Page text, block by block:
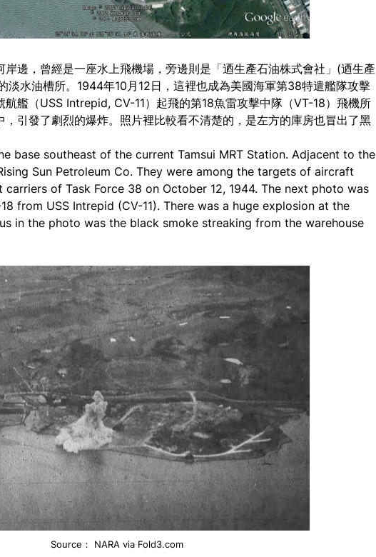
邊，曾經是一座水上飛機場，旁邊則是「迺生產石油株式會社」(迺生產
淡水油槽所。1944年10月12日，這裡也成為美國海軍第38特遣艦隊攻擊
航艦（USS Intrepid, CV-11）起飛的第18魚雷攻擊中隊（VT-18）飛機所
引發了劇烈的爆炸。照片裡比較看不清楚的，是左方的庫房也冒出了黑
base southeast of the current Tamsui MRT Station. Adjacent to the
Sun Petroleum Co. They were among the targets of aircraft
of Task Force 38 on October 12, 1944. The next photo was
from USS Intrepid (CV-11). There was a huge explosion at the
in the photo was the black smoke streaking from the warehouse
Source： NARA via Fold3.com